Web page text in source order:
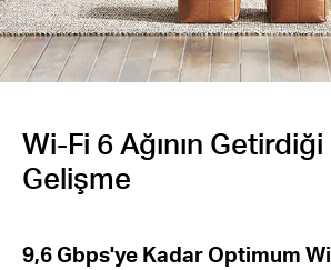
Wi-Fi 6 Ağının
Gelişme
9,6 Gbps'ye Kadar Optimum